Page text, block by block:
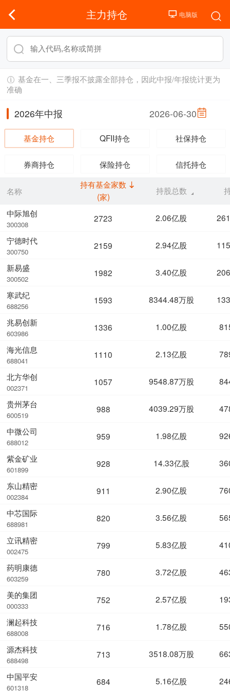
主力持仓
基金在一、三季报不披露全部持仓，因此中报/年报统计更为
准确
2026年中报 2026-06-30
基金持仓 QFII持仓 社保持仓
券商持仓 保险持仓 信托持仓
名称
中际旭创
300308
宁德时代
300750
新易盛
300502
寒武纪
688256
兆易创新
603986
海光信息
688041
北方华创
002371
贵州茅台
600519
中微公司
688012
紫金矿业
601899
东山精密
002384
中芯国际
688981
立讯精密
002475
药明康德
603259
美的集团
000333
澜起科技
688008
源杰科技
688498
中国平安
601318
持有基金家数
(家)
持股总数
2723 2.06亿股
2159 2.94亿股
1982 3.40亿股
1593 8344.48万股
1336 1.00亿股
1110 2.13亿股
1057 9548.87万股
988 4039.29万股
959 1.98亿股
928 14.33亿股
911 2.90亿股
820 3.56亿股
799 5.83亿股
780 3.72亿股
752 2.57亿股
716 1.78亿股
713 3518.08万股
684 5.16亿股